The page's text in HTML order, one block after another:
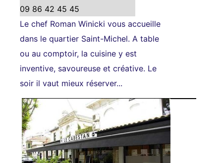
09 86 42 45 45
Le chef Roman Winicki vous accueille
dans le quartier Saint-Michel. A table
ou au comptoir, la cuisine y est
inventive, savoureuse et créative. Le
soir il vaut mieux réserver...